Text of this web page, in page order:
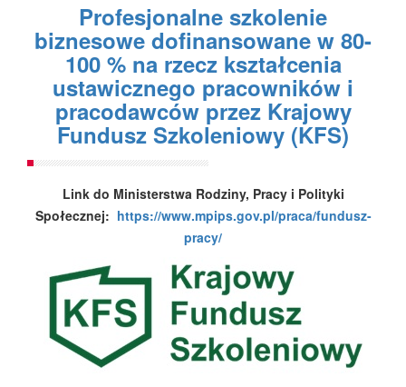
Profesjonalne szkolenie
biznesowe dofinansowane w 80-
100 % na rzecz kształcenia
ustawicznego pracowników i
pracodawców przez Krajowy
Fundusz Szkoleniowy (KFS)
Link do Ministerstwa Rodziny, Pracy i Polityki
Społecznej: https://www.mpips.gov.pl/praca/fundusz-
pracy/